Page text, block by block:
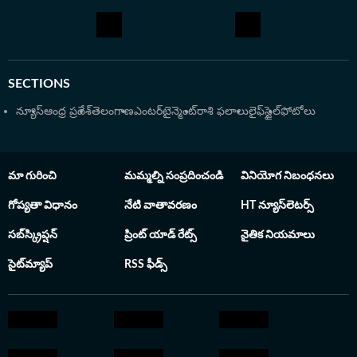
SECTIONS
న్యూస్ఆంధ్ర ప్రదేశ్తెలంగాణఎంటర్‌టైన్మెంట్రాశి ఫలాలులైఫ్‌స్టైల్ఫోటోలు
మా గురించి మమ్మల్ని సంప్రదించండి వినియోగ నిబంధనలు
గోప్యతా విధానం నేటి వాతావరణం HT న్యూస్‌లెటర్స్
సబ్‌స్క్రిప్షన్ ప్రింట్ యాడ్ రేట్స్ నైతిక నియమాలు
సైట్‌మ్యాప్ RSS ఫీడ్స్